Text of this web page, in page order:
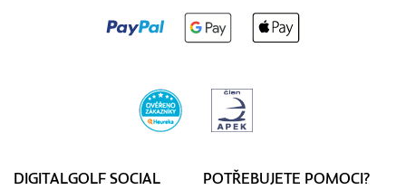
DIGITALGOLF SOCIAL
POTŘEBUJETE POMOCI?